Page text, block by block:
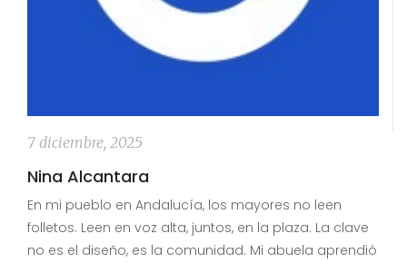
7 diciembre, 2025
Nina Alcantara
En mi pueblo en Andalucía, los mayores no leen
folletos. Leen en voz alta, juntos, en la plaza. La clave
no es el diseño, es la comunidad. Mi abuela aprendió